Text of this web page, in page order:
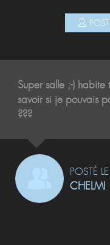
Super salle ;-)
savoir si je pouvais
???
POSTÉ
CHELMI